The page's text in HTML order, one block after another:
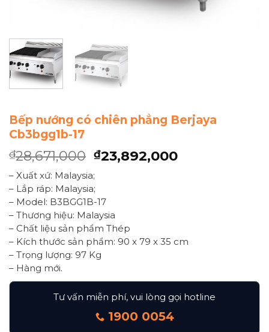
Bếp nướng có chiên phẳng Berjaya
Cb3bgg1b-17
₫28,671,000 ₫23,892,000
– Xuất xứ: Malaysia;
– Lắp ráp: Malaysia;
– Model: B3BGG1B-17
– Thương hiệu: Malaysia
– Chất liệu sản phẩm Thép
– Kích thước sản phẩm: 90 x 79 x 35 cm
– Trọng lượng: 97 Kg
– Hàng mới.
Tư vấn miễn phí, vui lòng gọi hotline
1900 0054